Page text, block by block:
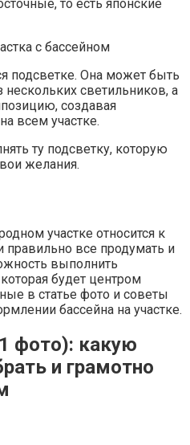
то есть японские
подсветке. Она может быть
светильников, а
создавая
всем участке.
ту подсветку, которую
желания.
участке относится к
все продумать и
выполнить
будет центром
в статье фото и советы
бассейна на участке.
фото): какую
и грамотно